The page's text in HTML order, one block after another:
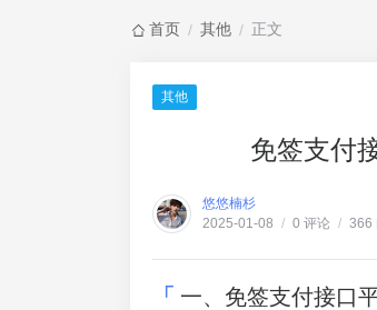
首页 / 其他 / 正文
其他
免签支付
悠悠楠杉
2025-01-08 / 0 评论 / 366
一、免签支付接口